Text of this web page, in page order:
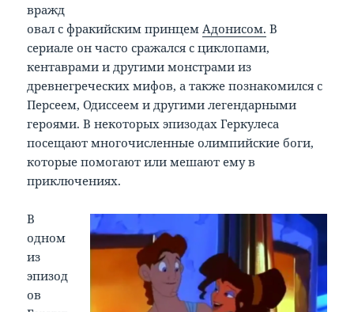
вражд
овал с фракийским принцем Адонисом. В
сериале он часто сражался с циклопами,
кентаврами и другими монстрами из
древнегреческих мифов, а также познакомился с
Персеем, Одиссеем и другими легендарными
героями. В некоторых эпизодах Геркулеса
посещают многочисленные олимпийские боги,
которые помогают или мешают ему в
приключениях.
В
одном
из
эпизод
ов